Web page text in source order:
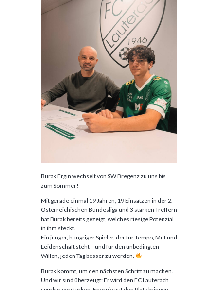
Burak Ergin wechselt von SW Bregenz zu uns bis
zum Sommer!
Mit gerade einmal 19 Jahren, 19 Einsätzen in der 2.
Österreichischen Bundesliga und 3 starken Treffern
hat Burak bereits gezeigt, welches riesige Potenzial
in ihm steckt.
Ein junger, hungriger Spieler, der für Tempo, Mut und
Leidenschaft steht – und für den unbedingten
Willen, jeden Tag besser zu werden.
Burak kommt, um den nächsten Schritt zu machen.
Und wir sind überzeugt: Er wird den FC Lauterach